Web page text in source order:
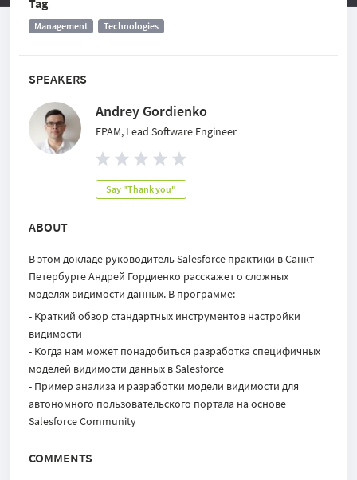
SPEAKERS
Andrey Gordienko
EPAM, Lead Software Engineer
Say "Thank you"
ABOUT
В этом докладе руководитель Salesforce практики в Санкт-
Петербурге Андрей Гордиенко расскажет о сложных
моделях видимости данных. В программе:
- Краткий обзор стандартных инструментов настройки
видимости
- Когда нам может понадобиться разработка специфичных
моделей видимости данных в Salesforce
- Пример анализа и разработки модели видимости для
автономного пользовательского портала на основе
Salesforce Community
COMMENTS
Tag
Management Technologies